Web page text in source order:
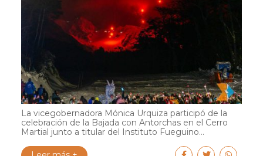
La vicegobernadora Mónica Urquiza participó de la
celebración de la Bajada con Antorchas en el Cerro
Martial junto a titular del Instituto Fueguino...